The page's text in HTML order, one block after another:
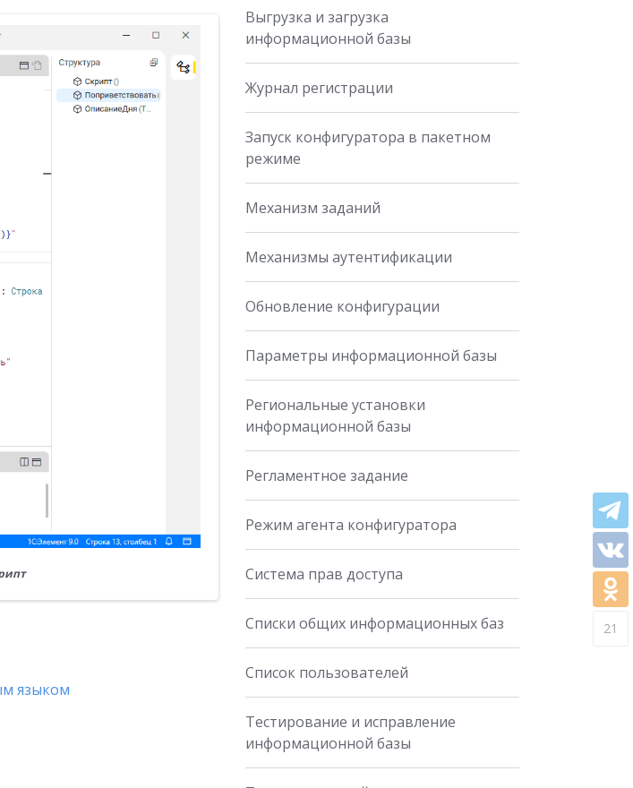
языком
21
Выгрузка и загрузка
информационной базы
Журнал регистрации
Запуск конфигуратора в пакетном
режиме
Механизм заданий
Механизмы аутентификации
Обновление конфигурации
Параметры информационной базы
Региональные установки
информационной базы
Регламентное задание
Режим агента конфигуратора
Система прав доступа
Списки общих информационных баз
Список пользователей
Тестирование и исправление
информационной базы